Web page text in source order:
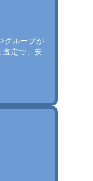
グループが
査定で、安